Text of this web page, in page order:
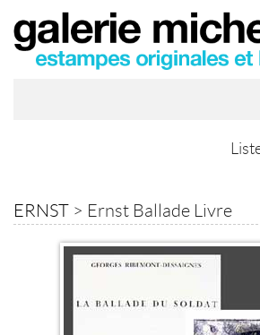
ERNST > Ernst Ballade Livre